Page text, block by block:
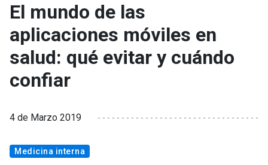
El mundo de las
aplicaciones móviles en
salud: qué evitar y cuándo
confiar
4 de Marzo 2019
Medicina interna